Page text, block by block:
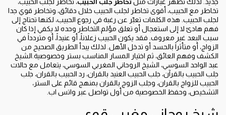
جديد. لذلك تظهر عبارات مثل تخاطر جلب الحبيب، تخاطر لجلب الحبيب،
تخاطر مع الحبيب، أقوى تخاطر لجلب الحبيب خلال دقائق، وتخاطر قوي جدا
لجلب الحبيب. هذه الكلمات تعبّر عن رغبة في رجوع الحبيب، لكنها تحتاج إلى
فهم هادئ لا إلى استعجال أو تعلق مؤلم.التخاطر وحده لا يكفي إذا كان
سبب البعد غير معروف. فقد يكون الحبيب زعلاناً، أو عنيداً، أو متردداً في
الزواج، أو متأثراً بالحسد أو تدخل الأهل. لذلك يبدأ الطريق الصحيح من
الكشف وفهم العائق، ثم اختيار المسار المناسب بستر وخصوصية.الشيخ
عبد الواحد السوسي، الشيخ الروحاني المغربي السوسي، يتعامل مع حالات
جلب الحبيب بالقرآن، جلب الحبيب العنيد بالقران، رد الحبيب بالقران، جلب
الحبيب للزواج بالقران، وجلب الزوج بالقران بمنهج قائم على الستر،
التشخيص، وحفظ الخصوصية من أول تواصل عبر واتس اب.